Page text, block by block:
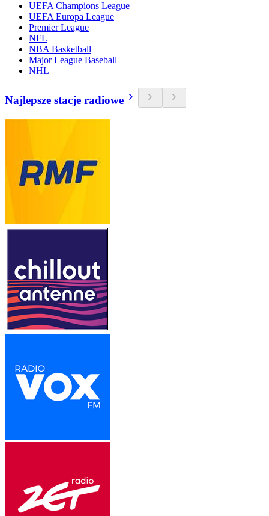
UEFA Champions League
UEFA Europa League
Premier League
NFL
NBA Basketball
Major League Baseball
NHL
Najlepsze stacje radiowe